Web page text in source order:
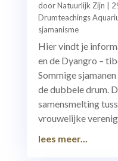
doorNatuurlijk Zijn
Drumteachings
sjamanisme
Hier vindt je
en de Dyangro –
Sommige
de dubbele drum.
samensmelting
vrouwelijke
lees meer...